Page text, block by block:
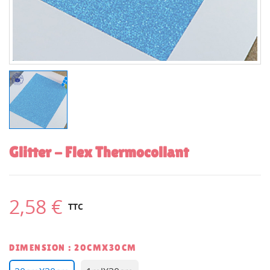
Glitter - Flex Thermocollant
2,58 € TTC
DIMENSION : 20CMX30CM